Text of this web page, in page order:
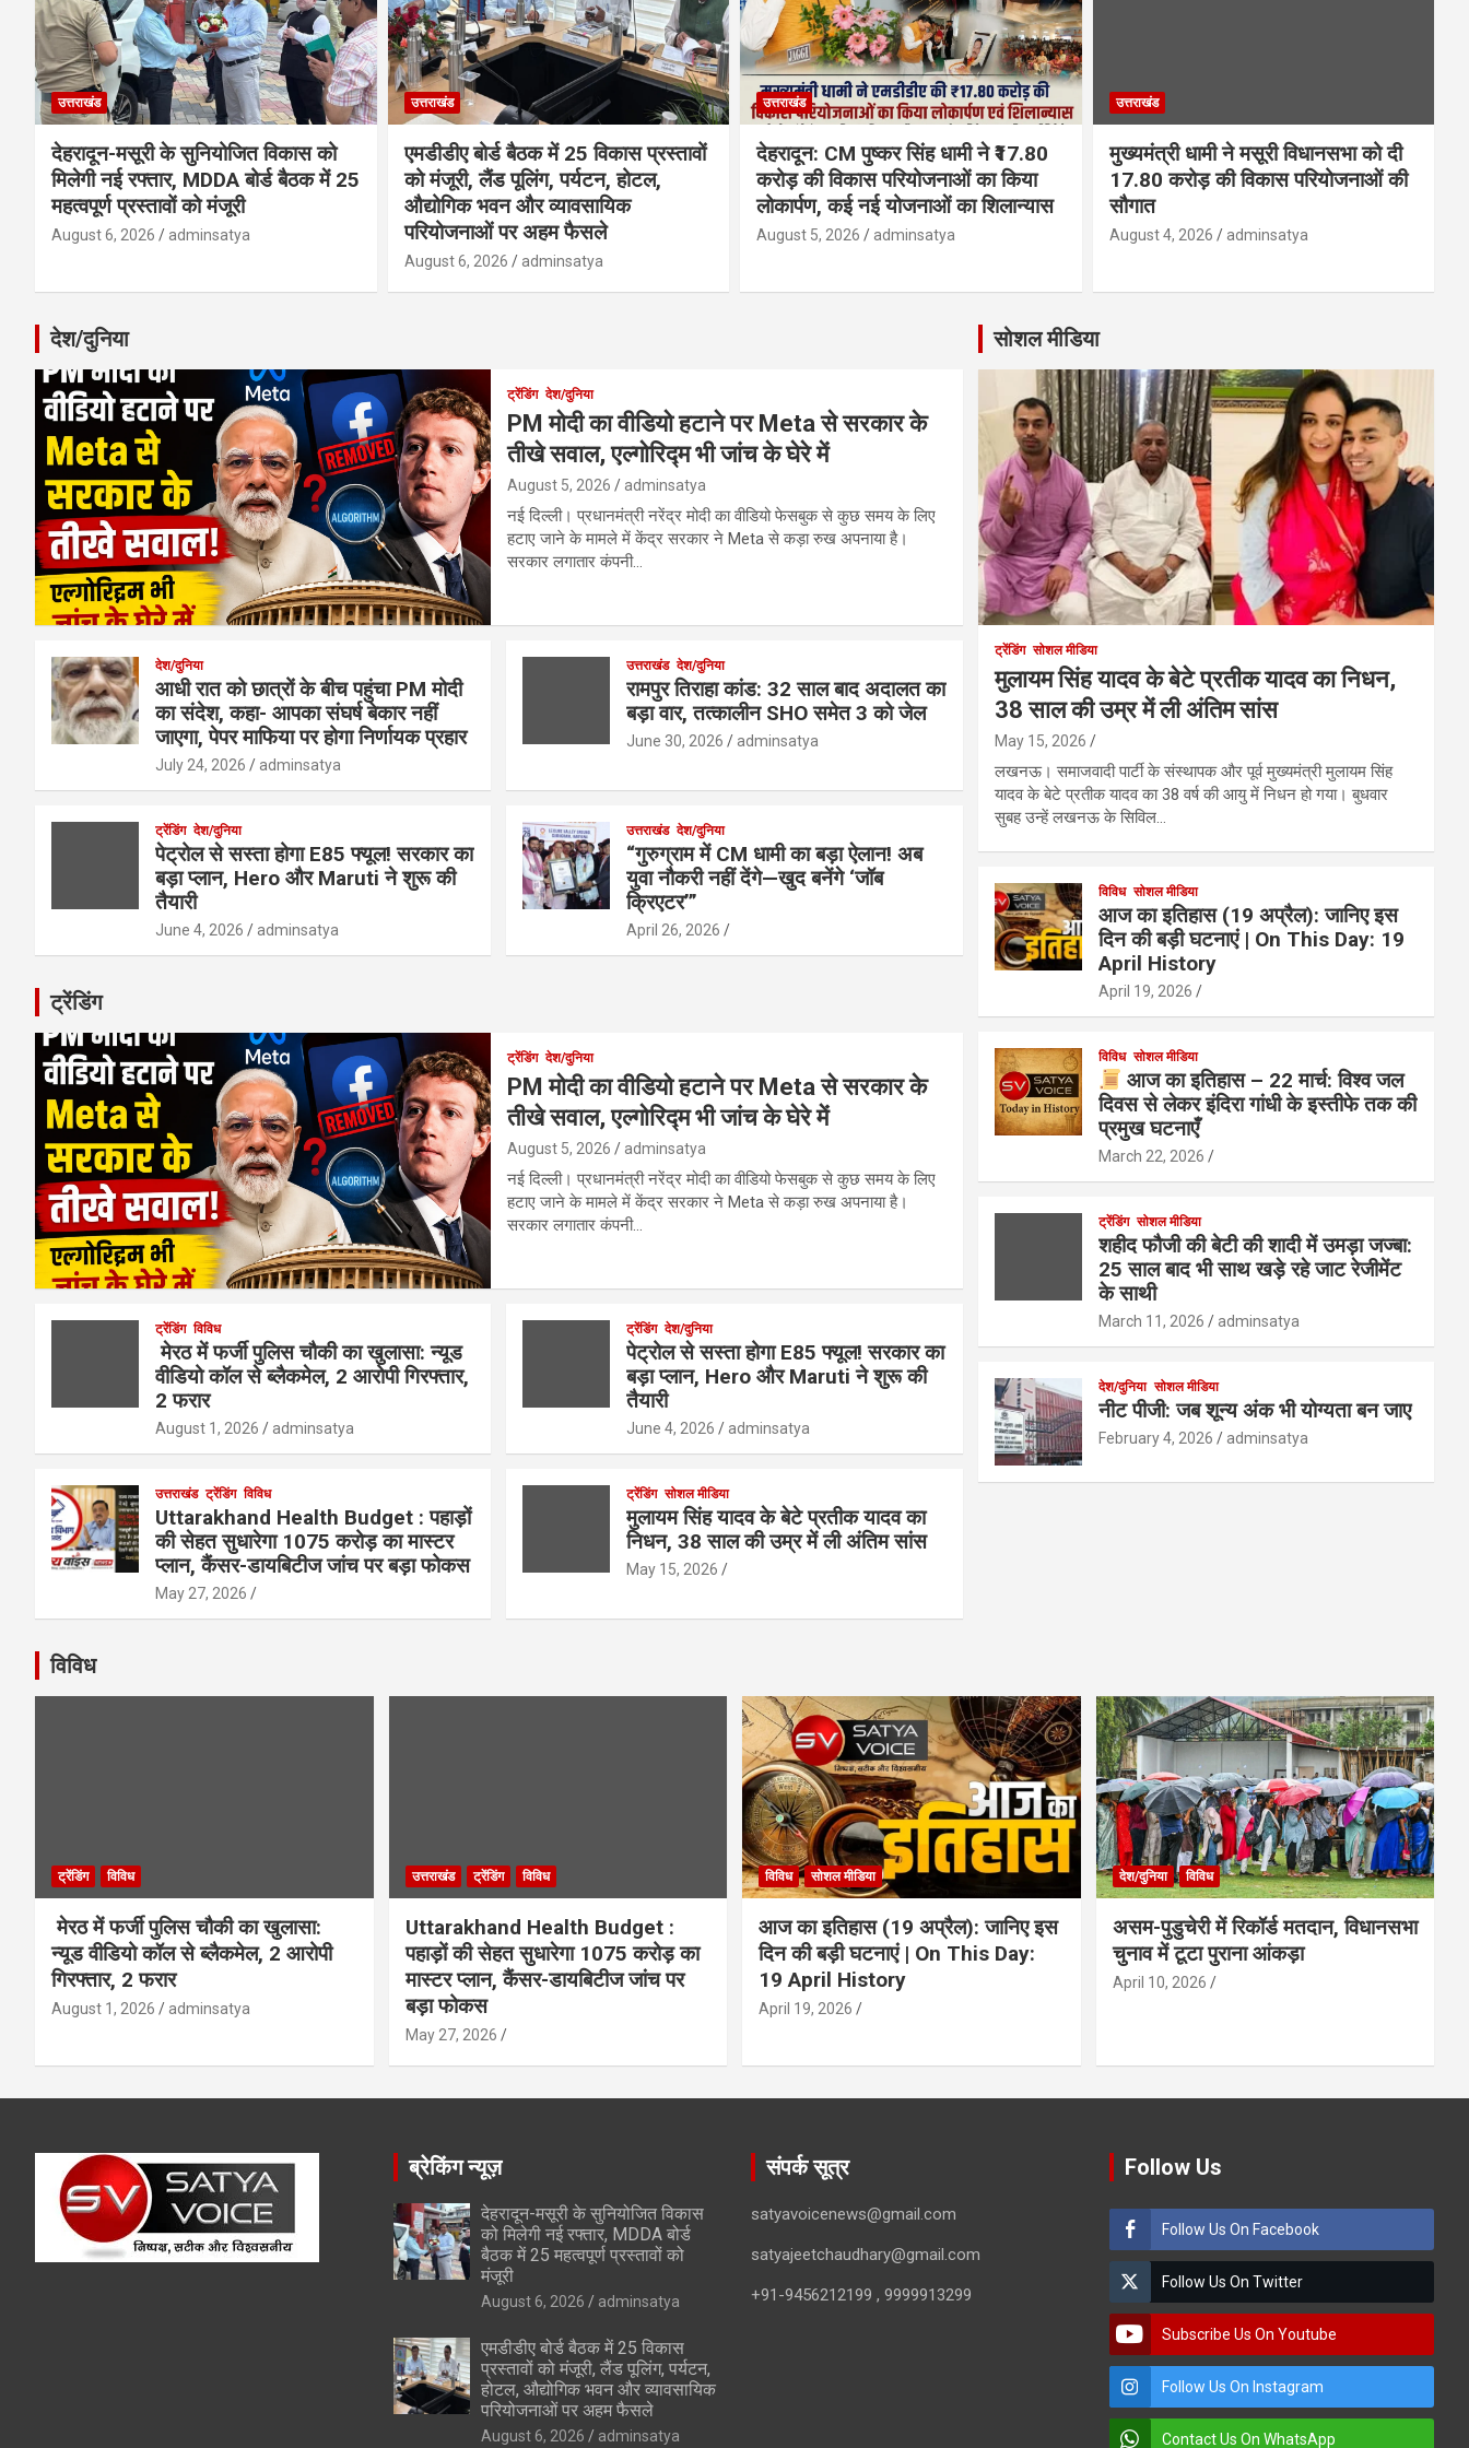
उत्तराखंड
देहरादून-मसूरी के सुनियोजित विकास को
मिलेगी नई रफ्तार, MDDA बोर्ड बैठक में 25
महत्वपूर्ण प्रस्तावों को मंजूरी
August 6, 2026 adminsatya
उत्तराखंड
एमडीडीए बोर्ड बैठक में 25 विकास प्रस्तावों
को मंजूरी, लैंड पूलिंग, पर्यटन, होटल,
औद्योगिक भवन और व्यावसायिक
परियोजनाओं पर अहम फैसले
August 6, 2026 adminsatya
उत्तराखंड
देहरादून: CM पुष्कर सिंह धामी ने ₹17.80
करोड़ की विकास परियोजनाओं का किया
लोकार्पण, कई नई योजनाओं का शिलान्यास
August 5, 2026 adminsatya
उत्तराखंड
मुख्यमंत्री धामी ने मसूरी विधानसभा को दी
17.80 करोड़ की विकास परियोजनाओं की
सौगात
August 4, 2026 adminsatya
देश/दुनिया
ट्रेंडिंग देश/दुनिया
PM मोदी का वीडियो हटाने पर Meta से सरकार के
तीखे सवाल, एल्गोरिद्म भी जांच के घेरे में
August 5, 2026 adminsatya
नई दिल्ली। प्रधानमंत्री नरेंद्र मोदी का वीडियो फेसबुक से कुछ समय के लिए
हटाए जाने के मामले में केंद्र सरकार ने Meta से कड़ा रुख अपनाया है।
सरकार लगातार कंपनी…
देश/दुनिया
आधी रात को छात्रों के बीच पहुंचा PM मोदी
का संदेश, कहा- आपका संघर्ष बेकार नहीं
जाएगा, पेपर माफिया पर होगा निर्णायक प्रहार
July 24, 2026 adminsatya
उत्तराखंड देश/दुनिया
रामपुर तिराहा कांड: 32 साल बाद अदालत का
बड़ा वार, तत्कालीन SHO समेत 3 को जेल
June 30, 2026 adminsatya
ट्रेंडिंग देश/दुनिया
पेट्रोल से सस्ता होगा E85 फ्यूल! सरकार का
बड़ा प्लान, Hero और Maruti ने शुरू की
तैयारी
June 4, 2026 adminsatya
उत्तराखंड देश/दुनिया
“गुरुग्राम में CM धामी का बड़ा ऐलान! अब
युवा नौकरी नहीं देंगे—खुद बनेंगे ‘जॉब
क्रिएटर’”
April 26, 2026
ट्रेंडिंग
ट्रेंडिंग देश/दुनिया
PM मोदी का वीडियो हटाने पर Meta से सरकार के
तीखे सवाल, एल्गोरिद्म भी जांच के घेरे में
August 5, 2026 adminsatya
नई दिल्ली। प्रधानमंत्री नरेंद्र मोदी का वीडियो फेसबुक से कुछ समय के लिए
हटाए जाने के मामले में केंद्र सरकार ने Meta से कड़ा रुख अपनाया है।
सरकार लगातार कंपनी…
ट्रेंडिंग विविध
मेरठ में फर्जी पुलिस चौकी का खुलासा: न्यूड
वीडियो कॉल से ब्लैकमेल, 2 आरोपी गिरफ्तार,
2 फरार
August 1, 2026 adminsatya
ट्रेंडिंग देश/दुनिया
पेट्रोल से सस्ता होगा E85 फ्यूल! सरकार का
बड़ा प्लान, Hero और Maruti ने शुरू की
तैयारी
June 4, 2026 adminsatya
उत्तराखंड ट्रेंडिंग विविध
Uttarakhand Health Budget : पहाड़ों
की सेहत सुधारेगा 1075 करोड़ का मास्टर
प्लान, कैंसर-डायबिटीज जांच पर बड़ा फोकस
May 27, 2026
ट्रेंडिंग सोशल मीडिया
मुलायम सिंह यादव के बेटे प्रतीक यादव का
निधन, 38 साल की उम्र में ली अंतिम सांस
May 15, 2026
सोशल मीडिया
ट्रेंडिंग सोशल मीडिया
मुलायम सिंह यादव के बेटे प्रतीक यादव का निधन,
38 साल की उम्र में ली अंतिम सांस
May 15, 2026
लखनऊ। समाजवादी पार्टी के संस्थापक और पूर्व मुख्यमंत्री मुलायम सिंह
यादव के बेटे प्रतीक यादव का 38 वर्ष की आयु में निधन हो गया। बुधवार
सुबह उन्हें लखनऊ के सिविल…
विविध सोशल मीडिया
आज का इतिहास (19 अप्रैल): जानिए इस
दिन की बड़ी घटनाएं | On This Day: 19
April History
April 19, 2026
विविध सोशल मीडिया
आज का इतिहास – 22 मार्च: विश्व जल
दिवस से लेकर इंदिरा गांधी के इस्तीफे तक की
प्रमुख घटनाएँ
March 22, 2026
ट्रेंडिंग सोशल मीडिया
शहीद फौजी की बेटी की शादी में उमड़ा जज्बा:
25 साल बाद भी साथ खड़े रहे जाट रेजीमेंट
के साथी
March 11, 2026 adminsatya
देश/दुनिया सोशल मीडिया
नीट पीजी: जब शून्य अंक भी योग्यता बन जाए
February 4, 2026 adminsatya
विविध
ट्रेंडिंग विविध
मेरठ में फर्जी पुलिस चौकी का खुलासा:
न्यूड वीडियो कॉल से ब्लैकमेल, 2 आरोपी
गिरफ्तार, 2 फरार
August 1, 2026 adminsatya
उत्तराखंड ट्रेंडिंग विविध
Uttarakhand Health Budget :
पहाड़ों की सेहत सुधारेगा 1075 करोड़ का
मास्टर प्लान, कैंसर-डायबिटीज जांच पर
बड़ा फोकस
May 27, 2026
विविध सोशल मीडिया
आज का इतिहास (19 अप्रैल): जानिए इस
दिन की बड़ी घटनाएं | On This Day:
19 April History
April 19, 2026
देश/दुनिया विविध
असम-पुडुचेरी में रिकॉर्ड मतदान, विधानसभा
चुनाव में टूटा पुराना आंकड़ा
April 10, 2026
ब्रेकिंग न्यूज़
देहरादून-मसूरी के सुनियोजित विकास
को मिलेगी नई रफ्तार, MDDA बोर्ड
बैठक में 25 महत्वपूर्ण प्रस्तावों को
मंजूरी
August 6, 2026 adminsatya
एमडीडीए बोर्ड बैठक में 25 विकास
प्रस्तावों को मंजूरी, लैंड पूलिंग, पर्यटन,
होटल, औद्योगिक भवन और व्यावसायिक
परियोजनाओं पर अहम फैसले
August 6, 2026 adminsatya
संपर्क सूत्र
satyavoicenews@gmail.com
satyajeetchaudhary@gmail.com
+91-9456212199 , 9999913299
Follow Us
Follow Us On Facebook
Follow Us On Twitter
Subscribe Us On Youtube
Follow Us On Instagram
Contact Us On WhatsApp